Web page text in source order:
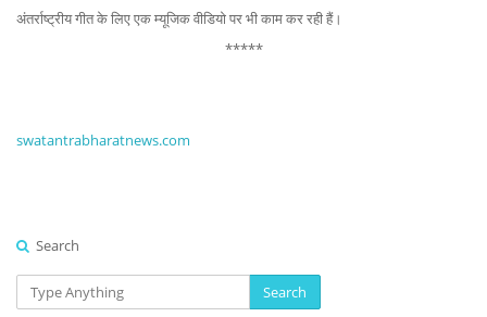
अंतर्राष्ट्रीय गीत के लिए एक म्यूजिक वीडियो पर भी काम कर रही हैं।
*****
swatantrabharatnews.com
Search
Search